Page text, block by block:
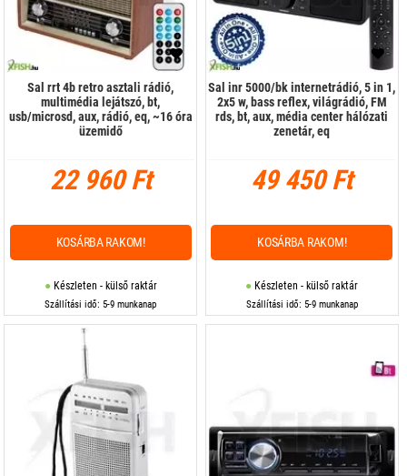
Sal rrt 4b retro asztali rádió,
multimédia lejátszó, bt,
usb/microsd, aux, rádió, eq, ~16 óra
üzemidő
22 960 Ft
Készleten - külső raktár
Szállítási idő: 5-9 munkanap
KOSÁRBA RAKOM!
Sal inr 5000/bk internetrádió, 5 in 1,
2x5 w, bass reflex, világrádió, FM
rds, bt, aux, média center hálózati
zenetár, eq
49 450 Ft
Készleten - külső raktár
Szállítási idő: 5-9 munkanap
KOSÁRBA RAKOM!